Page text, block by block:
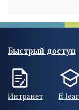
Быстрый доступ
Интранет E-